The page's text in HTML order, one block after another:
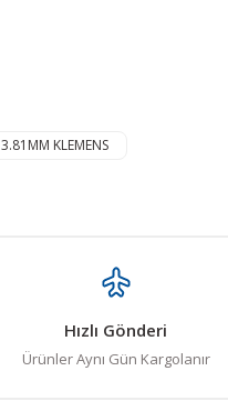
3.81MM KLEMENS
Hızlı Gönderi
Ürünler Aynı Gün Kargolanır